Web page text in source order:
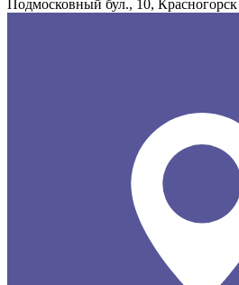
Подмосковный бул., 10, Красногорск